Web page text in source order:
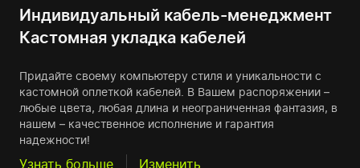
Индивидуальный кабель-менеджмент
Кастомная укладка кабелей
Придайте своему компьютеру стиля и уникальности с
кастомной оплеткой кабелей. В Вашем распоряжении –
любые цвета, любая длина и неограниченная фантазия, в
нашем – качественное исполнение и гарантия
надежности!
Узнать больше Изменить